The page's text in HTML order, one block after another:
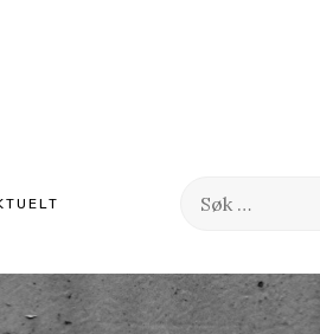
Søk